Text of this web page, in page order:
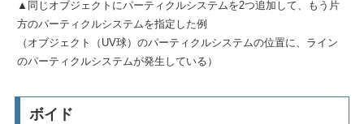
▲同じオブジェクトにパーティクルシステムを2つ追加して、もう片
方のパーティクルシステムを指定した例
（オブジェクト（UV球）のパーティクルシステムの位置に、ライン
のパーティクルシステムが発生している）
ボイド